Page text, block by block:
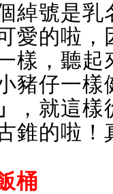
綽號是乳
愛的啦，
樣，聽
豬仔一
，就這
古錐的啦
桶